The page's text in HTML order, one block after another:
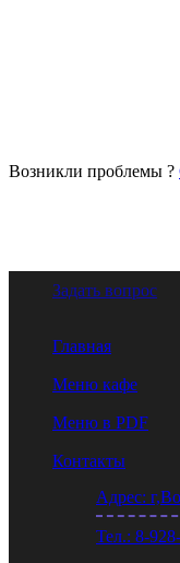
Возникли проблемы ?
Задать вопрос
Главная
Меню кафе
Меню в PDF
Контакты
Адрес:
Тел.: 8-